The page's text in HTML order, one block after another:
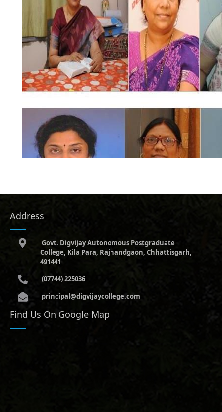
Address
Govt. Digvijay Autonomous Postgraduate
College, Kila Para, Rajnandgaon, Chhattisgarh,
491441
(07744) 225036
principal@digvijaycollege.com
Find Us On Google Map